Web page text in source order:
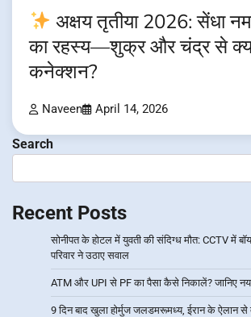
अक्षय तृतीया 2026: सेंधा
का रहस्य—शुक्र और चंद्र से
कनेक्शन?
Naveen April 14, 2026
Search
Recent Posts
सोनीपत के होटल में युवती की संदिग्ध मौत: CCTV में
परिवार ने उठाए सवाल
ATM और UPI से PF का पैसा कैसे निकालें? जानिए
9 दिन बाद खुला होर्मुज जलडमरूमध्य, ईरान के ऐलान